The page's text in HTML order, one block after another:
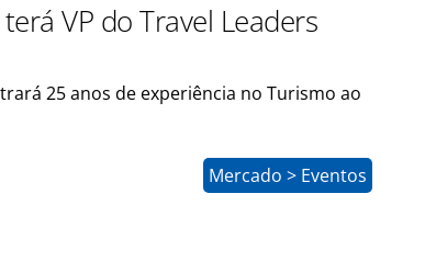
VP do Travel Leaders
25 anos de experiência no Turismo ao
Mercado > Eventos